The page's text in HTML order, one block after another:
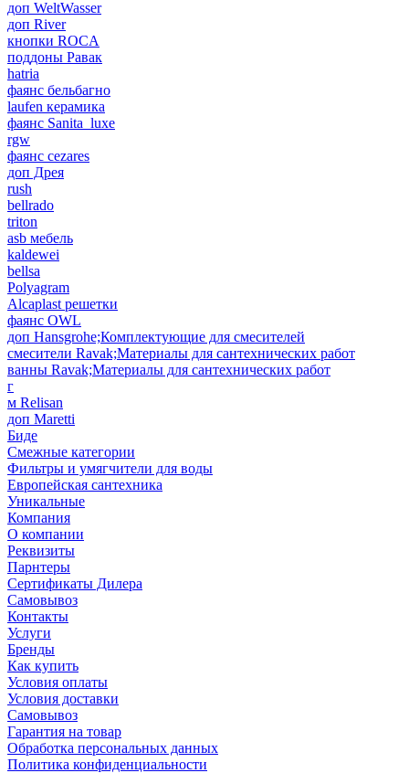
доп WeltWasser
доп River
кнопки ROCA
поддоны Равак
hatria
фаянс бельбагно
laufen керамика
фаянс Sanita_luxe
rgw
фаянс cezares
доп Дрея
rush
bellrado
triton
asb мебель
kaldewei
bellsa
Polyagram
Alcaplast решетки
фаянс OWL
доп Hansgrohe;Комплектующие для смесителей
смесители Ravak;Материалы для сантехнических работ
ванны Ravak;Материалы для сантехнических работ
г
м Relisan
доп Maretti
Биде
Смежные категории
Фильтры и умягчители для воды
Европейская сантехника
Уникальные
Компания
О компании
Реквизиты
Парнтеры
Сертификаты Дилера
Самовывоз
Контакты
Услуги
Бренды
Как купить
Условия оплаты
Условия доставки
Самовывоз
Гарантия на товар
Обработка персональных данных
Политика конфиденциальности